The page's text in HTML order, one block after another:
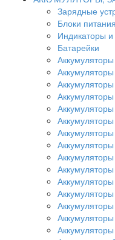
Зарядные
Блоки
Индикаторы и
Батарейки